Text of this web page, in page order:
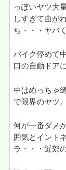
っぽいヤツ大
しすぎて曲が
ち・・・ヤバ
バイク停めて
口の自動ドア
中はめっちゃ
で限界のヤツ
何が一番ダメ
囲気とイント
ラ・・・近郊